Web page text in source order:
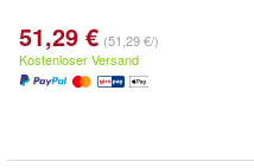
51,29 € (51,29 €/)
Kostenloser Versand